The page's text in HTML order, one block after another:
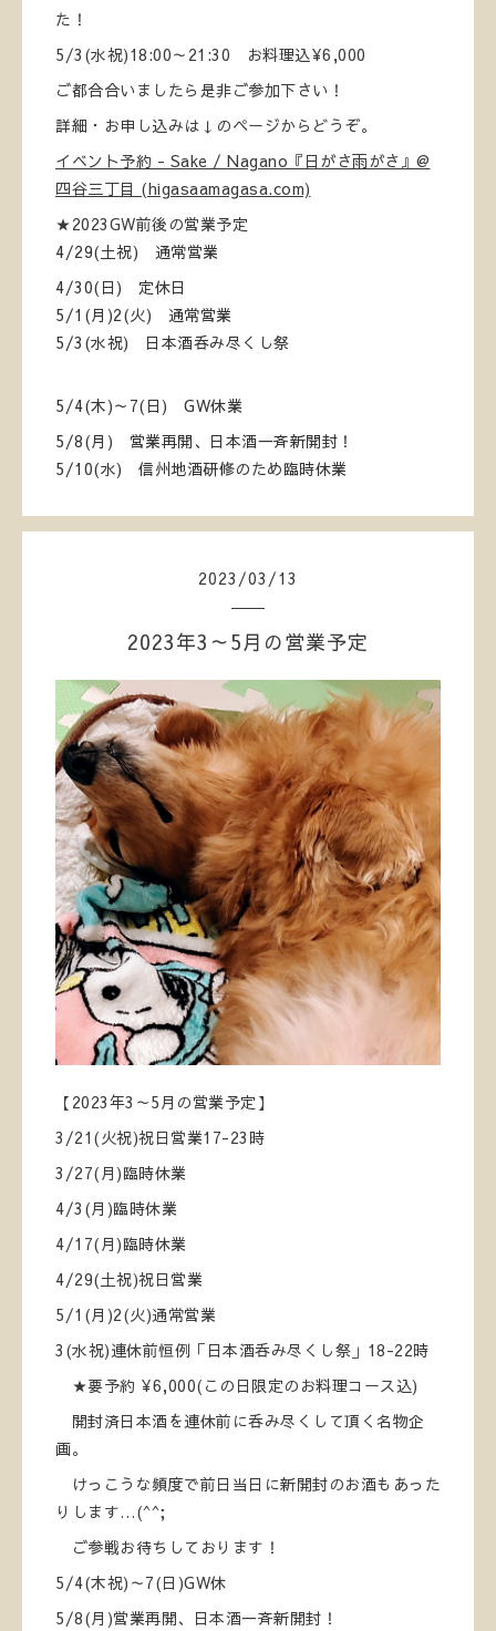
た！
5/3(水祝)18:00～21:30 お料理込¥6,000
ご都合合いましたら是非ご参加下さい！
詳細・お申し込みは↓のページからどうぞ。
イベント予約 - Sake / Nagano『日がさ雨がさ』@
四谷三丁目 (higasaamagasa.com)
★2023GW前後の営業予定
4/29(土祝) 通常営業
4/30(日) 定休日
5/1(月)2(火) 通常営業
5/3(水祝) 日本酒呑み尽くし祭
5/4(木)～7(日) GW休業
5/8(月) 営業再開、日本酒一斉新開封！
5/10(水) 信州地酒研修のため臨時休業
2023 /03 /13
2023年3～5月の営業予定
【2023年3～5月の営業予定】
3/21(火祝)祝日営業17-23時
3/27(月)臨時休業
4/3(月)臨時休業
4/17(月)臨時休業
4/29(土祝)祝日営業
5/1(月)2(火)通常営業
3(水祝)連休前恒例「日本酒呑み尽くし祭」18-22時
★要予約 ¥6,000(この日限定のお料理コース込)
開封済日本酒を連休前に呑み尽くして頂く名物企
画。
けっこうな頻度で前日当日に新開封のお酒もあった
りします…(^^;
ご参戦お待ちしております！
5/4(木祝)～7(日)GW休
5/8(月)営業再開、日本酒一斉新開封！